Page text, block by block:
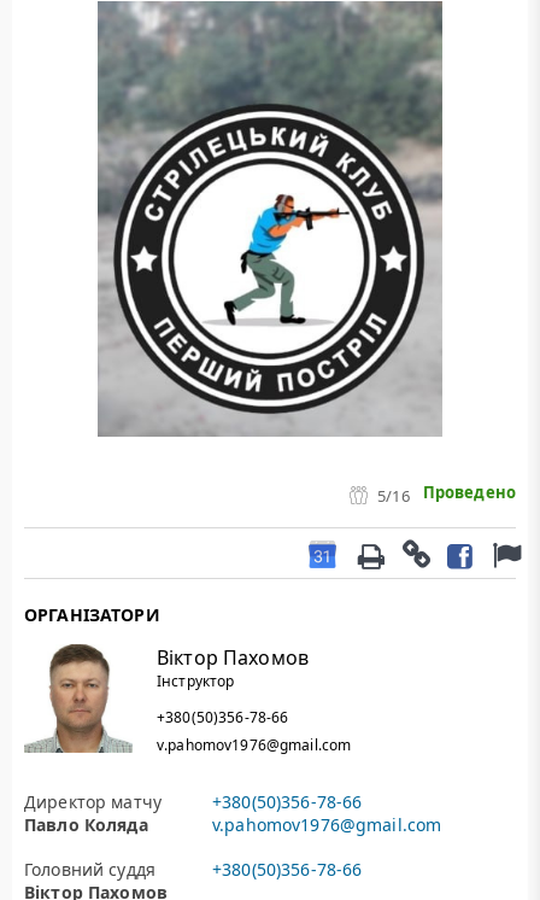
5/16 Проведено
ОРГАНІЗАТОРИ
Віктор Пахомов
Інструктор
+380(50)356-78-66
v.pahomov1976@gmail.com
Директор матчу
Павло Коляда
+380(50)356-78-66
v.pahomov1976@gmail.com
Головний суддя
Віктор Пахомов
+380(50)356-78-66